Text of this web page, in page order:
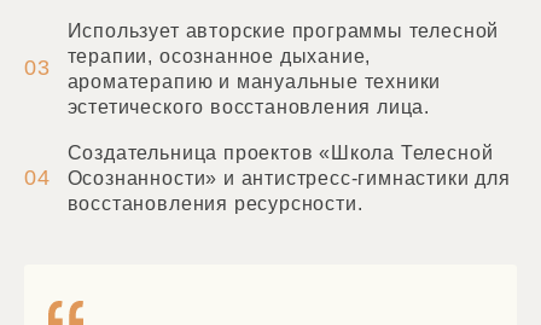
03
Использует авторские программы телесной
терапии, осознанное дыхание,
ароматерапию и мануальные техники
эстетического восстановления лица.
04
Создательница проектов «Школа Телесной
Осознанности» и антистресс-гимнастики для
восстановления ресурсности.